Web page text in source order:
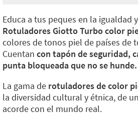
Educa a tus peques en la igualdad
Rotuladores Giotto Turbo color
colores de tonos piel de países de
Cuentan con tapón de seguridad,
punta bloqueada que no se hunde.
La gama de rotuladores de color
la diversidad cultural y étnica, de
acorde con el mundo real.